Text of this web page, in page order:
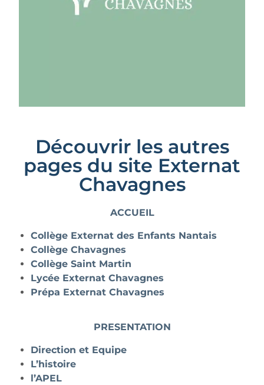
Découvrir les autres
pages du site Externat
Chavagnes
ACCUEIL
Collège Externat des Enfants Nantais
Collège Chavagnes
Collège Saint Martin
Lycée Externat Chavagnes
Prépa Externat Chavagnes
PRESENTATION
Direction et Equipe
L’histoire
l’APEL